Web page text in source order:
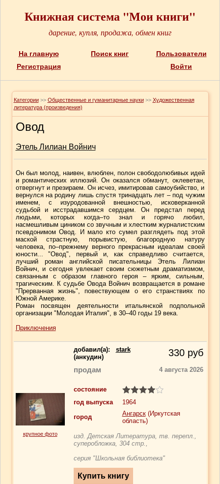
Книжная система "Мои книги"
дарение, купля, продажа, обмен книг
На главную Поиск книг
Пользователи
Регистрация
Войти
Категории >> Общественные и гуманитарные науки >> Художественная
литература (произведения)
Овод
Этель Лилиан Войнич
Он был молод, наивен, влюблен, полон свободолюбивых идей
и романтических иллюзий. Он оказался обманут, оклеветан,
отвергнут и презираем. Он исчез, имитировав самоубийство, и
вернулся на родину лишь спустя тринадцать лет – под чужим
именем, с изуродованной внешностью, исковерканной
судьбой и исстрадавшимся сердцем. Он предстал перед
людьми, которых когда–то знал и горячо любил,
насмешливым циником со звучным и хлестким журналистским
псевдонимом Овод. И мало кто сумел разглядеть под этой
маской страстную, порывистую, благородную натуру
человека, по–прежнему верного прекрасным идеалам своей
юности... "Овод", первый и, как справедливо считается,
лучший роман английской писательницы Этель Лилиан
Войнич, и сегодня увлекает своим сюжетным драматизмом,
связанным с образом главного героя – ярким, сильным,
трагическим. К судьбе Овода Войнич возвращается в романе
"Прерванная жизнь", повествующем о его странствиях по
Южной Америке.
Роман посвящен деятельности итальянской подпольной
организации "Молодая Италия", в 30–40 годы 19 века.
Приключения
крупное фото
добавил(a): stark
(анкудин)
330 руб
продам 4 августа 2026
состояние
год выпуска
1964
город
Ангарск(Иркутская
область)
изд. Детская Литература, тв. перепл.,
суперобложка, 304 стр.,
серия "Школьная библиотека"